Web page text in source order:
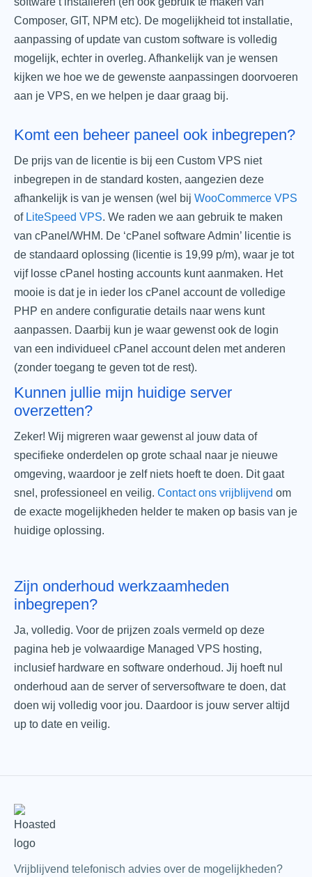
Composer, GIT, NPM etc). De mogelijkheid tot installatie,
aanpassing of update van custom software is volledig
mogelijk, echter in overleg. Afhankelijk van je wensen
kijken we hoe we de gewenste aanpassingen doorvoeren
aan je VPS, en we helpen je daar graag bij.
Komt een beheer paneel ook inbegrepen?
De prijs van de licentie is bij een Custom VPS niet
inbegrepen in de standard kosten, aangezien deze
afhankelijk is van je wensen (wel bij WooCommerce VPS
of LiteSpeed VPS. We raden we aan gebruik te maken
van cPanel/WHM. De ‘cPanel software Admin’ licentie is
de standaard oplossing (licentie is 19,99 p/m), waar je tot
vijf losse cPanel hosting accounts kunt aanmaken. Het
mooie is dat je in ieder los cPanel account de volledige
PHP en andere configuratie details naar wens kunt
aanpassen. Daarbij kun je waar gewenst ook de login
van een individueel cPanel account delen met anderen
(zonder toegang te geven tot de rest).
Kunnen jullie mijn huidige server
overzetten?
Zeker! Wij migreren waar gewenst al jouw data of
specifieke onderdelen op grote schaal naar je nieuwe
omgeving, waardoor je zelf niets hoeft te doen. Dit gaat
snel, professioneel en veilig. Contact ons vrijblijvend om
de exacte mogelijkheden helder te maken op basis van je
huidige oplossing.
Zijn onderhoud werkzaamheden
inbegrepen?
Ja, volledig. Voor de prijzen zoals vermeld op deze
pagina heb je volwaardige Managed VPS hosting,
inclusief hardware en software onderhoud. Jij hoeft nul
onderhoud aan de server of serversoftware te doen, dat
doen wij volledig voor jou. Daardoor is jouw server altijd
up to date en veilig.
Vrijblijvend telefonisch advies over de mogelijkheden?